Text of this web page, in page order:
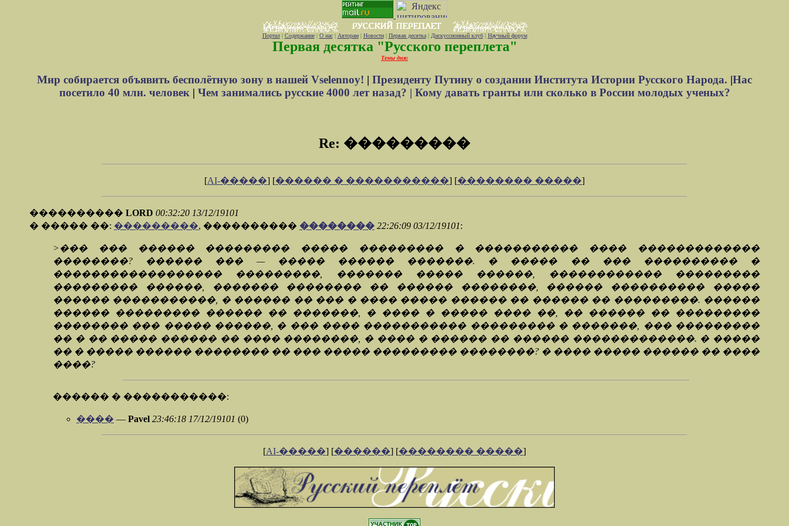
Портал| Содержание| О нас| Авторам| Новости| Первая десятка| Дискуссионный клуб| Научный форум
Первая десятка "Русского переплета"
Темы дня:
Мир собирается объявить бесполётную зону в нашей Vselennoy! | Президенту Путину о создании Института Истории Русского Народа. |Нас
посетило 40 млн. человек| Чем занимались русские 4000 лет назад? | Кому давать гранты или сколько в России молодых ученых?
Re: ���������
[AI-�����] [������ � �����������] [�������� �����]
���������� LORD 00:32:20 13/12/19101
� ����� ��: ���������, ���������� �������� 22:26:09 03/12/19101:
>��� ��� ������ ��������� ����� ��������� � ����������� ���� �������������
��������? ������ ��� — ����� ������ �������. � ����� �� ��� ���������� �
������������������ ���������, ������� ����� ������, ������������ ���������
��������� ������, ������� �������� �� ������ ��������, ������ ���������� �����
������ �����������, � ������ �� ��� � ���� ����� ������ �� ������ �� ���������. ������
������ ��������� ������ �� �������, � ���� � ����� ���� ��, �� ������ �� ���������
�������� ��� ����� ������, � ��� ���� ����������� ��������� � �������, ��� ���������
�� � �� ����� ������ �� ���� ��������, � ���� � ������ �� ������ �������������. � �����
�� � ����� ������ �������� �� ��� ����� ��������� ��������? � ���� ����� ������ �� ����
����?
������ � �����������:
���� — Pavel 23:46:18 17/12/19101 (0)
[AI-�����] [������] [�������� �����]